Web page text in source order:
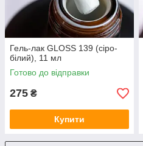
Гель-лак GLOSS 139 (сіро-
білий), 11 мл
Готово до відправки
275 ₴
Купити